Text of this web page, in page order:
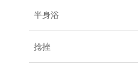
半身浴
捻挫